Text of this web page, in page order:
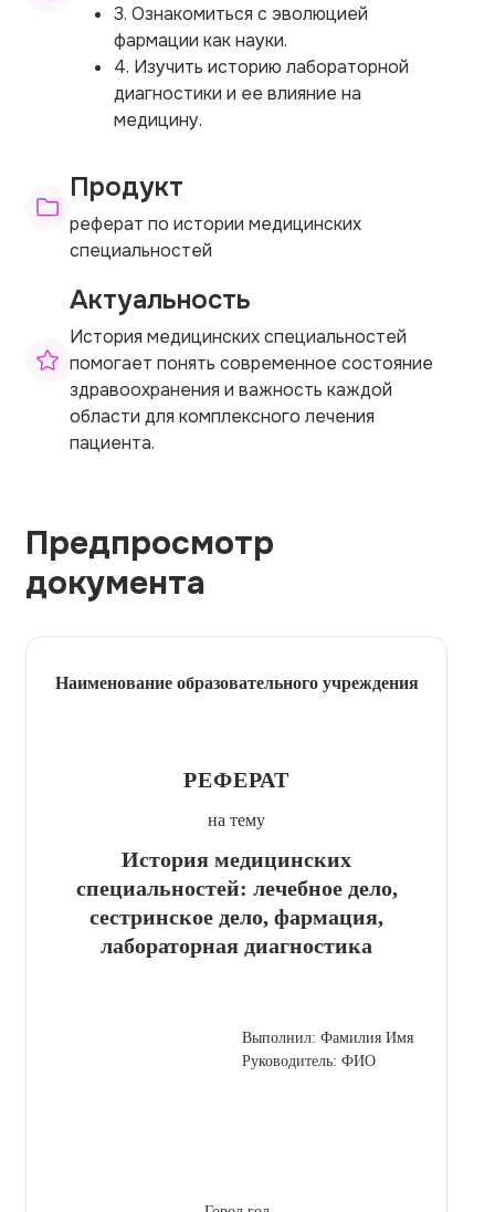
3. Ознакомиться с эволюцией
фармации как науки.
4. Изучить историю лабораторной
диагностики и ее влияние на
медицину.
Продукт
реферат по истории медицинских
специальностей
Актуальность
История медицинских специальностей
помогает понять современное состояние
здравоохранения и важность каждой
области для комплексного лечения
пациента.
Предпросмотр
документа
Наименование образовательного учреждения
РЕФЕРАТ
на тему
История медицинских
специальностей: лечебное дело,
сестринское дело, фармация,
лабораторная диагностика
Выполнил: Фамилия Имя
Руководитель: ФИО